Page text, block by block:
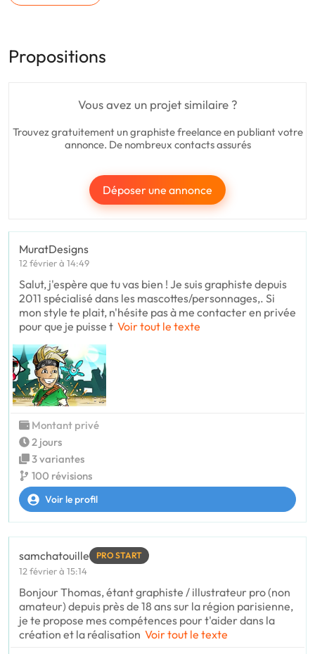
Propositions
Vous avez un projet similaire ?
Trouvez gratuitement un graphiste freelance en publiant votre
annonce. De nombreux contacts assurés
Déposer une annonce
MuratDesigns
12 février à 14:49
Salut, j'espère que tu vas bien ! Je suis graphiste depuis
2011 spécialisé dans les mascottes/personnages,. Si
mon style te plait, n'hésite pas à me contacter en privée
pour que je puisse t Voir tout le texte
Montant privé
2 jours
3 variantes
100 révisions
Voir le profil
samchatouille PRO START
12 février à 15:14
Bonjour Thomas, étant graphiste / illustrateur pro (non
amateur) depuis près de 18 ans sur la région parisienne,
je te propose mes compétences pour t'aider dans la
création et la réalisation Voir tout le texte